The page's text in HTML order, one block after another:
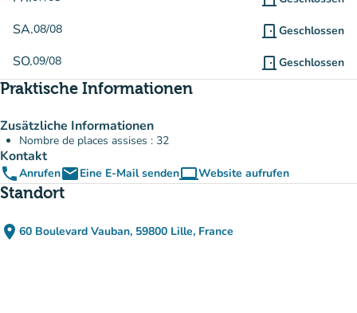
SA.08/08 door_front Geschlossen
SO.09/08 door_front Geschlossen
Praktische Informationen
Zusätzliche Informationen
Nombre de places assises : 32
Kontakt
phoneAnrufenemailEine E-Mail sendencomputerWebsite aufrufen
(new tab)
Standort
place 60 Boulevard Vauban, 59800 Lille, France
(in Google Maps öffnen)
(new tab)